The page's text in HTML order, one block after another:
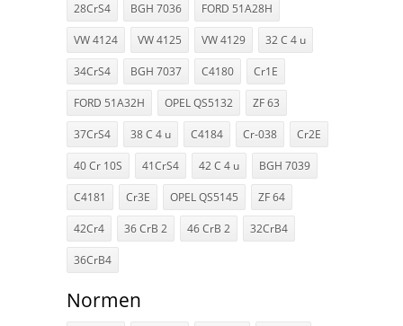
28CrS4 BGH 7036 FORD 51A28H
VW 4124 VW 4125 VW 4129 32 C 4 u
34CrS4 BGH 7037 C4180 Cr1E
FORD 51A32H OPEL QS5132 ZF 63
37CrS4 38 C 4 u C4184 Cr-038 Cr2E
40 Cr 10S 41CrS4 42 C 4 u BGH 7039
C4181 Cr3E OPEL QS5145 ZF 64
42Cr4 36 CrB 2 46 CrB 2 32CrB4
36CrB4
Normen